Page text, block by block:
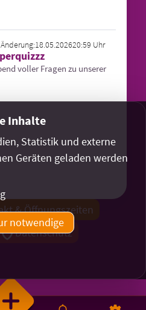
18.05.202620:59 Uhr
voller Fragen zu unserer
& Öffnungszeiten
Datenschutz
Inhalte
Statistik und externe
Geräten geladen werden
notwendige